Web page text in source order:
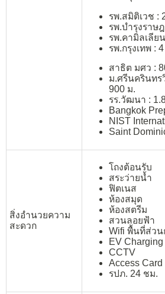
รพ.สมิติเวช :
รพ.บำรุงราษ
รพ.คามิลเลีย
รพ.กรุงเทพ :
สาธิต มศว :
ม.ศรีนครินทร
900 ม.
รร.วัฒนา :
Bangkok
NIST
Saint
สิ่งอำนวยความ
สะดวก
โถงต้อนรับ
สระว่ายน้ำ
ฟิตเนส
ห้องสมุด
ห้องสตรีม
สวนลอยฟ้า
Wifi พื้นที่ส่วน
EV
CCTV
Access Card
รปภ. 24 ชม.